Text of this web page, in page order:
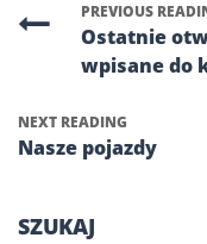
PREVIOUS
Ostatnie
wpisane do
NEXT READING
Nasze pojazdy
SZUKAJ